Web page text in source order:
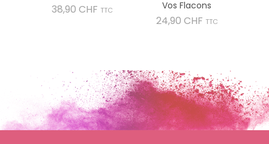
38,90 CHF Prix
TTC
Vos Flacons
24,90 CHF Prix
TTC